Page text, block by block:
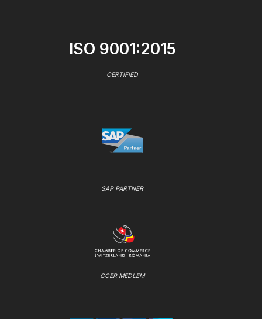
ISO 9001:2015
CERTIFIED
SAP PARTNER
CCER MEDLEM